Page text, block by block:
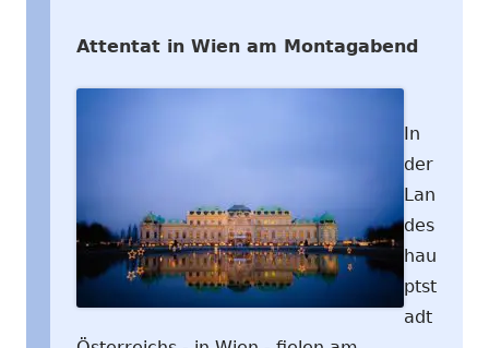
Attentat in Wien am Montagabend
In
der
Lan
des
hau
ptst
adt